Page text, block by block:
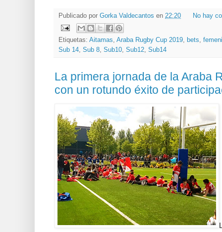
Publicado por Gorka Valdecantos en 22:20 No hay
Etiquetas: Aitamas Araba Rugby Cup 2019 bets
Sub 14 Sub 8 Sub10 Sub12 Sub14
La primera jornada de la Araba
con un rotundo éxito de